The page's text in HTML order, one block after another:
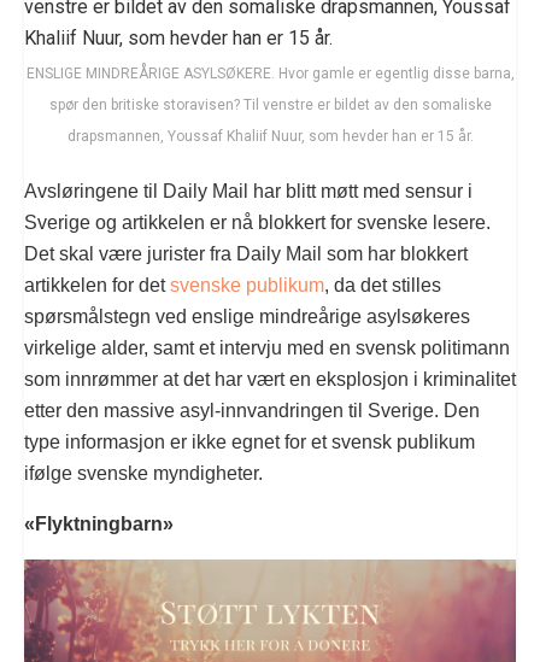
ENSLIGE MINDREÅRIGE ASYLSØKERE. Hvor gamle er egentlig disse barna,
spør den britiske storavisen? Til venstre er bildet av den somaliske
drapsmannen, Youssaf Khaliif Nuur, som hevder han er 15 år.
Avsløringene til Daily Mail har blitt møtt med sensur i
Sverige og artikkelen er nå blokkert for svenske lesere.
Det skal være jurister fra Daily Mail som har blokkert
artikkelen for detsvenske publikum, da det stilles
spørsmålstegn ved enslige mindreårige asylsøkeres
virkelige alder, samt et intervju med en svensk politimann
som innrømmer at det har vært en eksplosjon i kriminalitet
etter den massive asyl-innvandringen til Sverige. Den
type informasjon er ikke egnet for et svensk publikum
ifølge svenske myndigheter.
«Flyktningbarn»